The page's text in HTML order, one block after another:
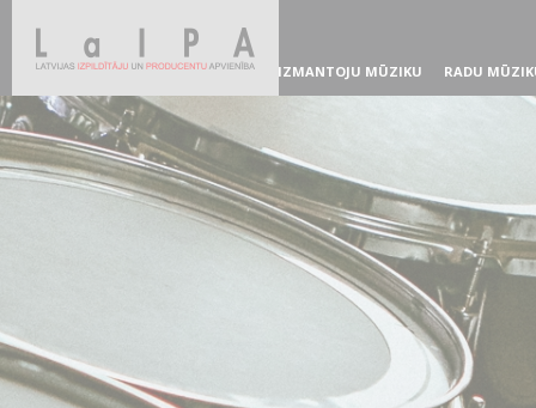
IZMANTOJU MŪZIKU RADU